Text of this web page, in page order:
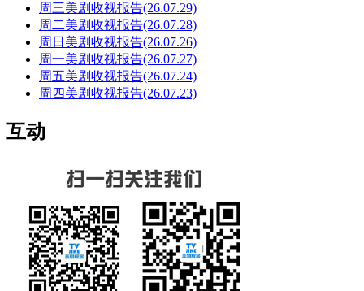
周三美剧收视报告(26.07.29)
周二美剧收视报告(26.07.28)
周日美剧收视报告(26.07.26)
周一美剧收视报告(26.07.27)
周五美剧收视报告(26.07.24)
周四美剧收视报告(26.07.23)
互动